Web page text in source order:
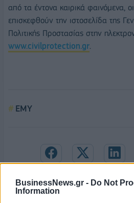
BusinessNews.gr - Do Not
Information
από τα έντονα καιρικά φαινόμενα,
επισκεφθούν την ιστοσελίδα της
Πολιτικής Προστασίας στην
www.civilprotection.gr.
ΕΜΥ